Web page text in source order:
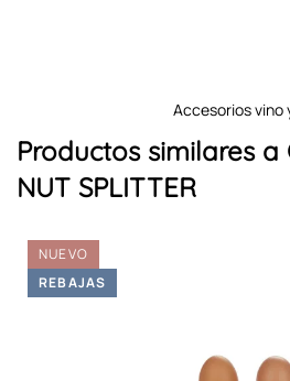
accesorios vino
Productos similares a
NUT SPLITTER
NUEVO
REBAJAS